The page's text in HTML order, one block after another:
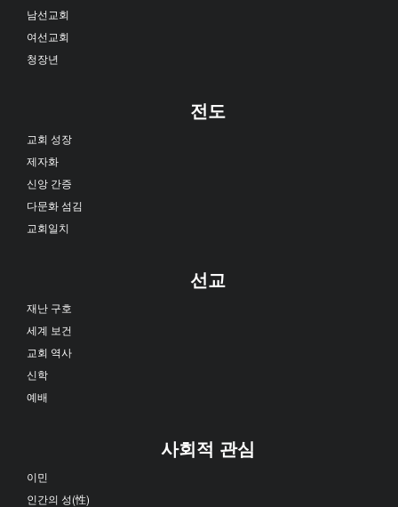
남선교회
여선교회
청장년
전도
교회 성장
제자화
신앙 간증
다문화 섬김
교회일치
선교
재난 구호
세계 보건
교회 역사
신학
예배
사회적 관심
이민
인간의 성(性)